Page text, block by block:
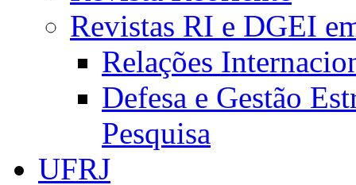
Revistas RI e DGEI
Relações
Defesa e Gestão
Pesquisa
UFRJ